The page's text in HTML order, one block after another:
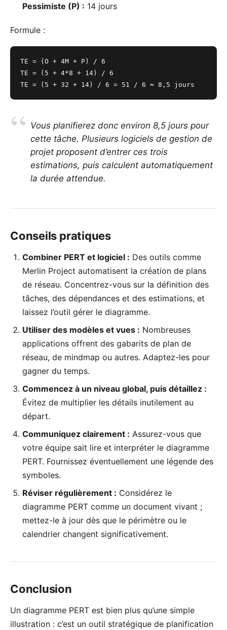
Pessimiste (P) : 14 jours
Formule :
TE = (O + 4M + P) / 6
TE = (5 + 4*8 + 14) / 6
TE = (5 + 32 + 14) / 6 = 51 / 6 ≈ 8,5 jours
Vous planifierez donc environ 8,5 jours pour
cette tâche. Plusieurs logiciels de gestion de
projet proposent d’entrer ces trois
estimations, puis calculent automatiquement
la durée attendue.
Conseils pratiques
Combiner PERT et logiciel : Des outils comme
Merlin Project automatisent la création de plans
de réseau. Concentrez-vous sur la définition des
tâches, des dépendances et des estimations, et
laissez l’outil gérer le diagramme.
Utiliser des modèles et vues : Nombreuses
applications offrent des gabarits de plan de
réseau, de mindmap ou autres. Adaptez-les pour
gagner du temps.
Commencez à un niveau global, puis détaillez :
Évitez de multiplier les détails inutilement au
départ.
Communiquez clairement : Assurez-vous que
votre équipe sait lire et interpréter le diagramme
PERT. Fournissez éventuellement une légende des
symboles.
Réviser régulièrement : Considérez le
diagramme PERT comme un document vivant ;
mettez-le à jour dès que le périmètre ou le
calendrier changent significativement.
Conclusion
Un diagramme PERT est bien plus qu’une simple
illustration : c’est un outil stratégique de planification